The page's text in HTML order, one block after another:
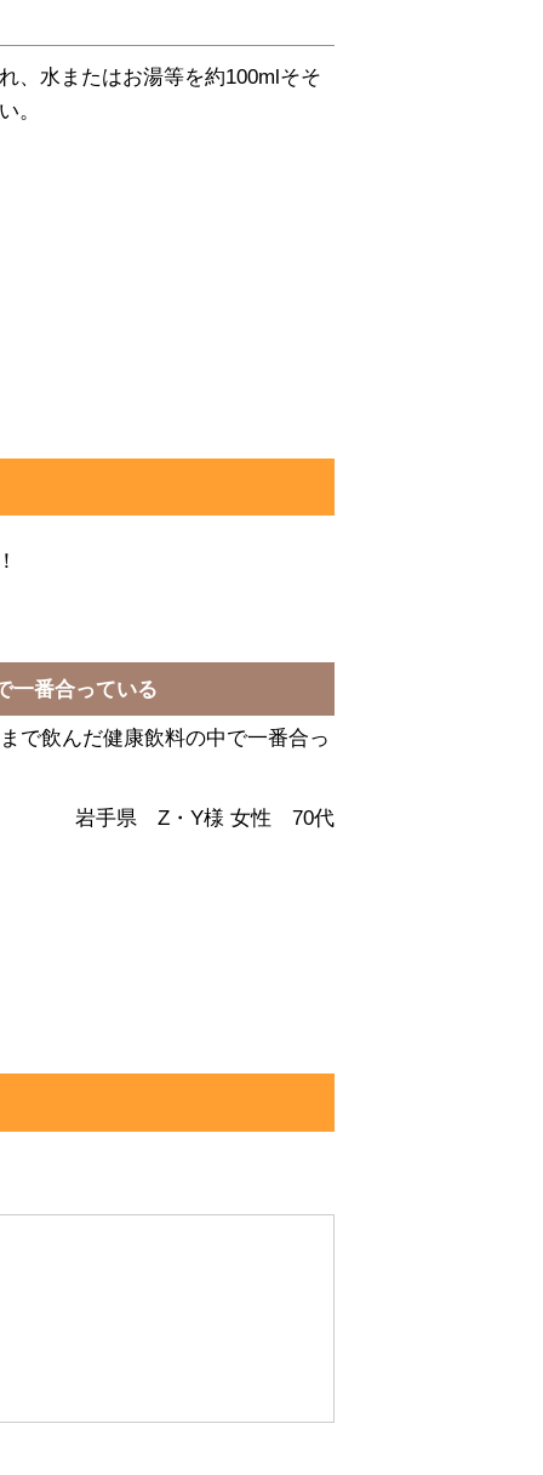
、水またはお湯等を約100mlそそ
。
一番合っている
で飲んだ健康飲料の中で一番合っ
岩手県 Z・Y様 女性 70代